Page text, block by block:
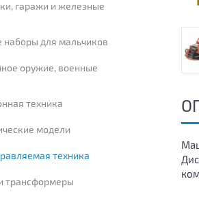
гаражи и железные
наборы для мальчиков
оружие, военные
техника
модели
техника
трансформеры